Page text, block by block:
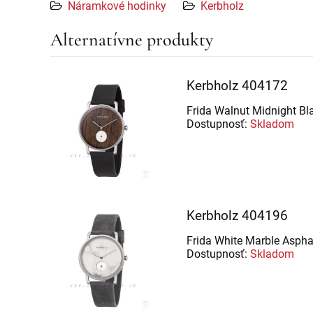
Náramkové hodinky Kerbholz
Alternatívne produkty
Kerbholz 404172
Frida Walnut Midnight
Dostupnosť: Skladom
Kerbholz 404196
Frida White Marble
Dostupnosť: Skladom